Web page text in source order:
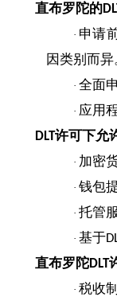
直布罗陀的
· 申请
因类别而异
· 全面
· 应用
DLT许可下允
· 加密
· 钱包
· 托管
· 基于
直布罗陀DLT
· 税收